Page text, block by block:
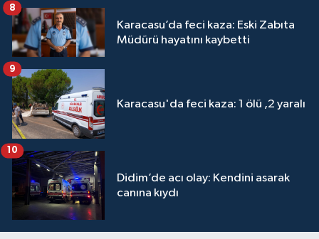
Karacasu’da feci kaza: Eski Zabıta
Müdürü hayatını kaybetti
8
Karacasu'da feci kaza: 1 ölü ,2 yaralı
9
Didim’de acı olay: Kendini asarak
canına kıydı
10